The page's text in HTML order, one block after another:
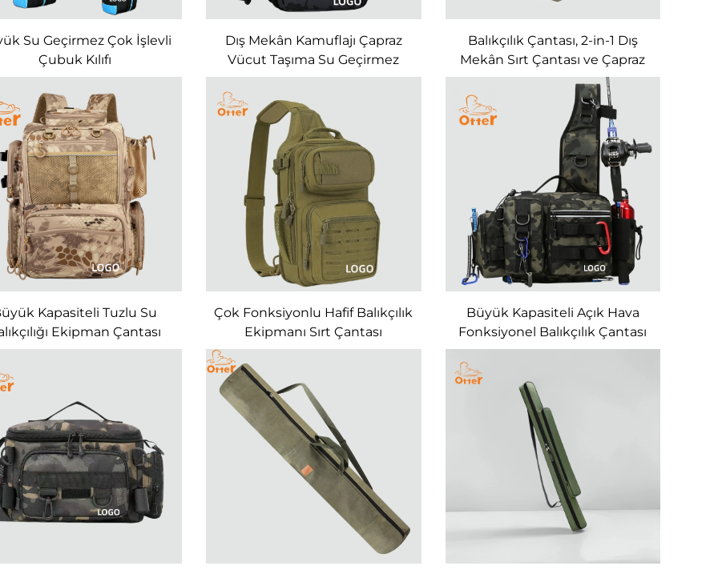
Su Geçirmez Çok İşlevli
Çubuk Kılıfı
Dış Mekân Kamuflajı Çapraz
Vücut Taşıma Su Geçirmez
Balıkçılık Ekipmanı Çantası
Balıkçılık Çantası, 2-in-1 Dış
Mekân Sırt Çantası ve Çapraz
Vücut Taşıma Çantası
Kapasiteli Tuzlu Su
Ekipman Çantası
Çok Fonksiyonlu Hafif Balıkçılık
Ekipmanı Sırt Çantası
Büyük Kapasiteli Açık Hava
Fonksiyonel Balıkçılık Çantası